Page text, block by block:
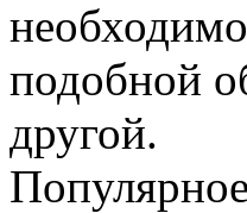
подобной
другой.